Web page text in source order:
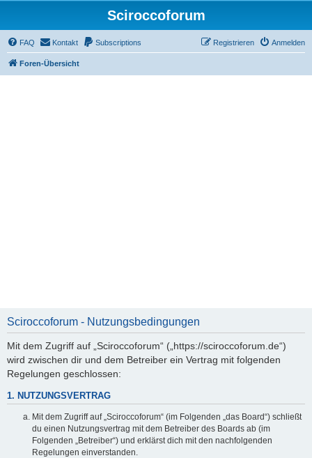
Sciroccoforum
FAQ Kontakt Subscriptions Anmelden
Registrieren
Foren-Übersicht
Sciroccoforum - Nutzungsbedingungen
Mit dem Zugriff auf „Sciroccoforum“ („https://sciroccoforum.de“)
wird zwischen dir und dem Betreiber ein Vertrag mit folgenden
Regelungen geschlossen:
1. NUTZUNGSVERTRAG
Mit dem Zugriff auf „Sciroccoforum“ (im Folgenden „das Board“) schließt
du einen Nutzungsvertrag mit dem Betreiber des Boards ab (im
Folgenden „Betreiber“) und erklärst dich mit den nachfolgenden
Regelungen einverstanden.